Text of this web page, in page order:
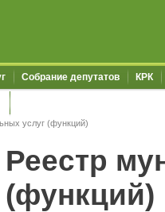
Собрание депутатов КРК
услуг (функций)
Реестр
(функций)